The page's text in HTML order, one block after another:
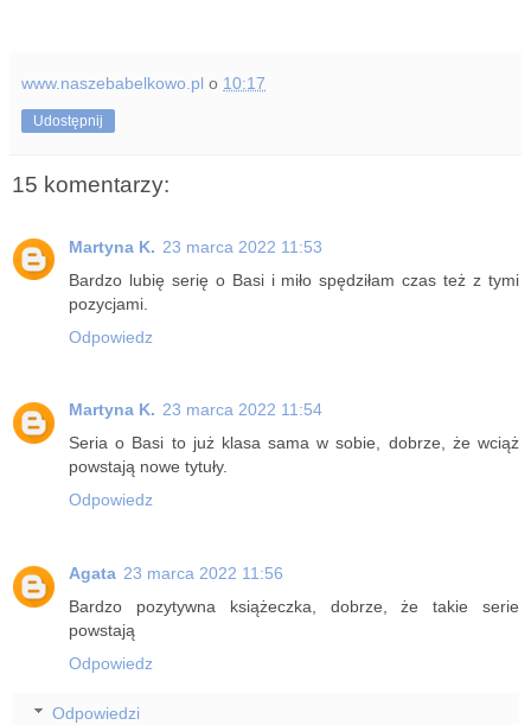
www.naszebabelkowo.pl o 10:17
Udostępnij
15 komentarzy:
Martyna K. 23 marca 2022 11:53
Bardzo lubię serię o Basi i miło spędziłam czas też z tymi
pozycjami.
Odpowiedz
Martyna K. 23 marca 2022 11:54
Seria o Basi to już klasa sama w sobie, dobrze, że wciąż
powstają nowe tytuły.
Odpowiedz
Agata 23 marca 2022 11:56
Bardzo pozytywna książeczka, dobrze, że takie serie
powstają
Odpowiedz
Odpowiedzi